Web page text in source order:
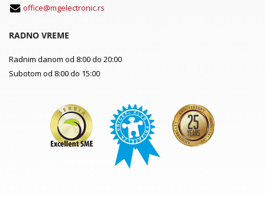
office@mgelectronic.rs
RADNO VREME
Radnim danom od 8:00 do 20:00
Subotom od 8:00 do 15:00